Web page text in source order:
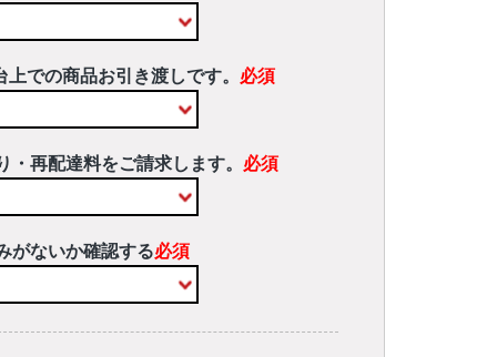
での商品お引き渡しです。 必須
再配達料をご請求します。 必須
がないか確認する必須